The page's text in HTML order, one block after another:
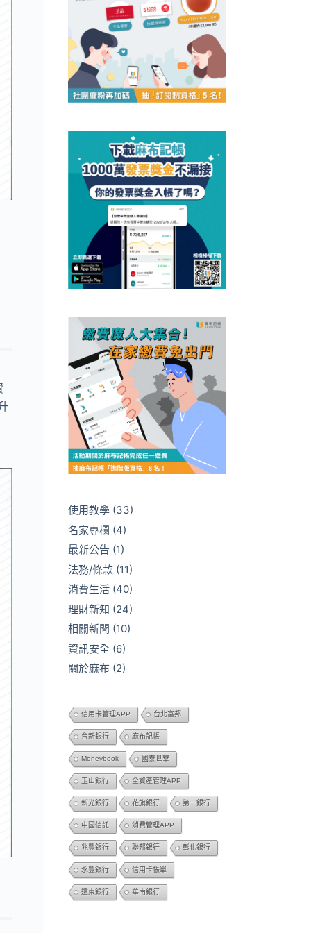
使用教學 (33)
名家專欄 (4)
最新公告 (1)
法務/條款 (11)
消費生活 (40)
理財新知 (24)
相關新聞 (10)
資訊安全 (6)
關於麻布 (2)
信用卡管理APP 台北富邦
台新銀行 麻布記帳
Moneybook 國泰世華
玉山銀行 全資產管理APP
新光銀行 花旗銀行 第一銀行
中國信託 消費管理APP
兆豐銀行 聯邦銀行 彰化銀行
永豐銀行 信用卡帳單
遠東銀行 華南銀行